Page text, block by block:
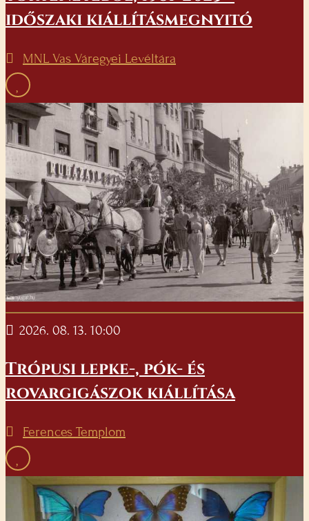
időszaki kiállításmegnyitó
MNL Vas Váregyei Levéltára
2026. 08. 13. 10:00
Trópusi lepke-, pók- és
rovargigászok kiállítása
Ferences Templom